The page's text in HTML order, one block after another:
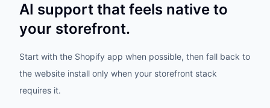
AI support that feels native to
your storefront.
Start with the Shopify app when possible, then fall back to
the website install only when your storefront stack
requires it.